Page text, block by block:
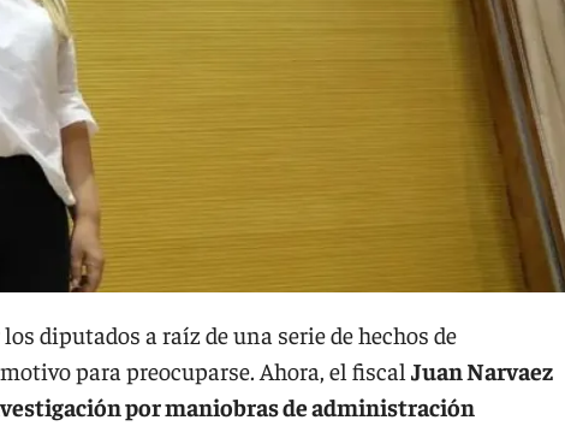
diputados a raíz de una serie de hechos de
para preocuparse. Ahora, el fiscal Juan Narvaez
por maniobras de administración